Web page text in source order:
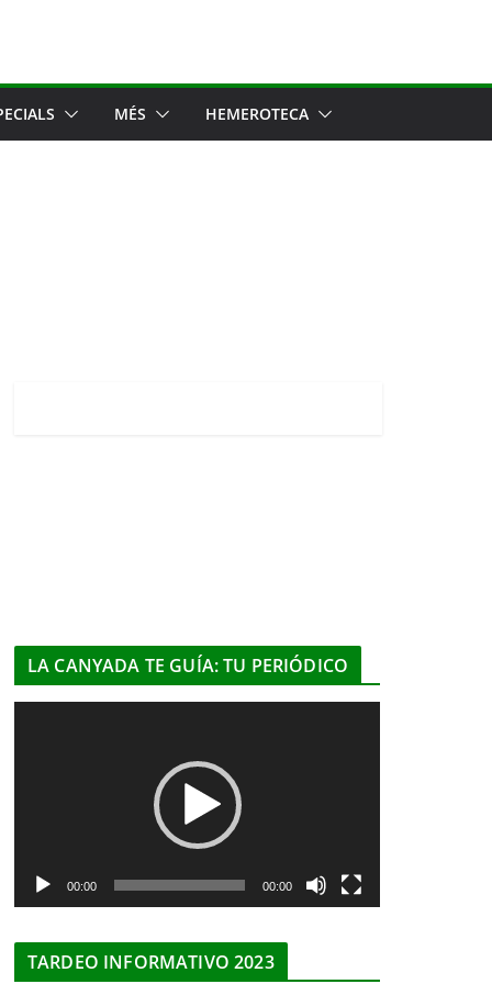
MÉS HEMEROTECA
LA CANYADA TE GUÍA: TU PERIÓDICO
c
00:00 00:00
TARDEO INFORMATIVO 2023